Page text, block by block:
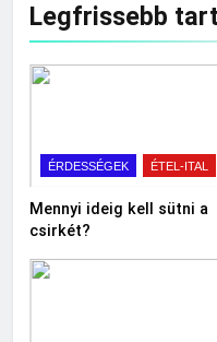
Legfrissebb
ÉRDESSÉGEK ÉTEL-ITAL
Mennyi ideig kell sütni a
csirkét?